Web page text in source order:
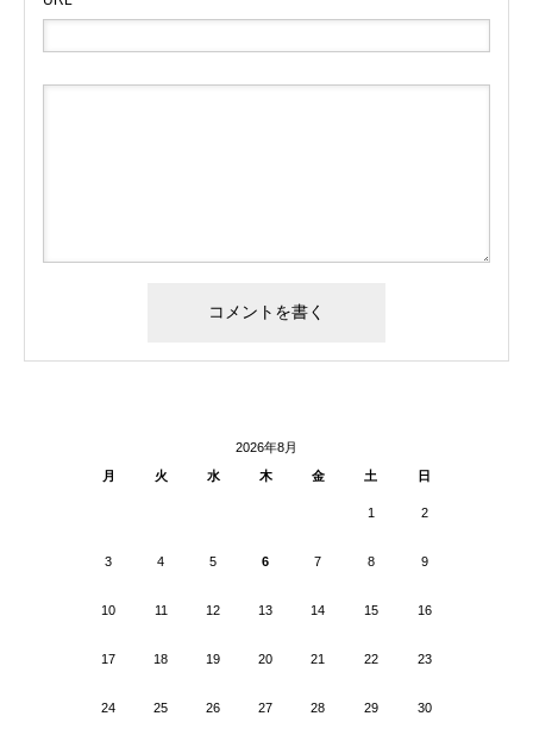
2026年8月
月
火 水 木 金 土 日
1 2
3 4 5 6 7 8 9
10 11 12 13 14 15 16
17 18 19 20 21 22 23
24 25 26 27 28 29 30